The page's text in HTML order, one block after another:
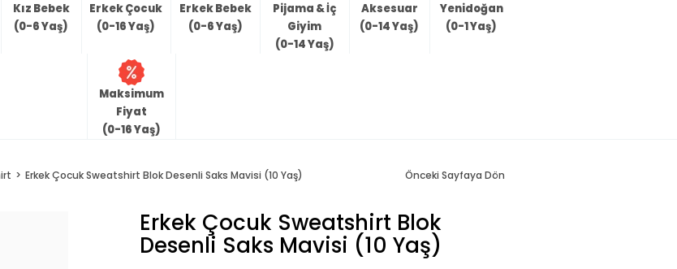
Kız Bebek
(0-6 Yaş)
Erkek Çocuk
(0-16 Yaş)
Erkek Bebek
(0-6 Yaş)
Pijama & İç
Giyim
(0-14 Yaş)
Aksesuar
(0-14 Yaş)
Yenidoğan
(0-1 Yaş)
Maksimum
Fiyat
(0-16 Yaş)
Erkek Çocuk Sweatshirt Blok Desenli Saks Mavisi (10 Yaş) Önceki Sayfaya Dön
Erkek Çocuk Sweatshirt Blok
Desenli Saks Mavisi (10 Yaş)